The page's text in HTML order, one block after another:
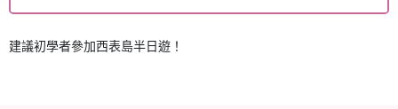
建議初學者參加西表島半日遊！